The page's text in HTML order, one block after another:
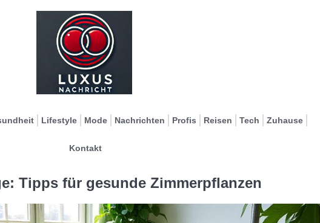
Lifestyle Mode Nachrichten Profis Reisen Tech Zuhause
Kontakt
Tipps für gesunde Zimmerpflanzen